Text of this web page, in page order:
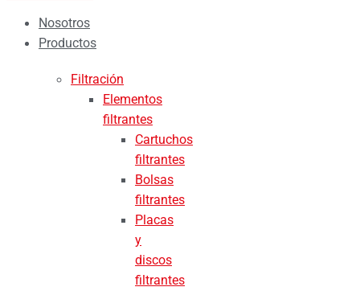
Nosotros
Productos
Filtración
Elementos
filtrantes
Cartuchos
filtrantes
Bolsas
filtrantes
Placas
y
discos
filtrantes